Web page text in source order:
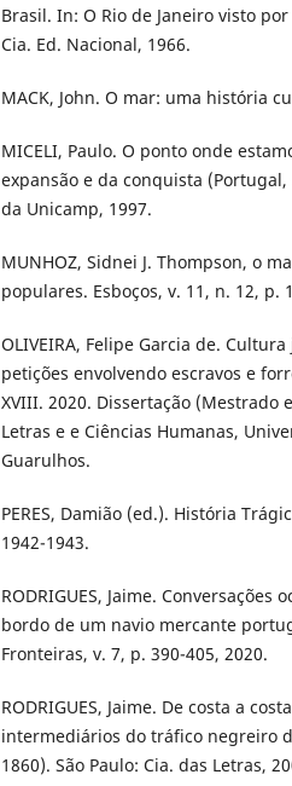
Brasil. In: O Rio de Janeiro visto
Cia. Ed. Nacional, 1966.
MACK, John. O mar: uma história
MICELI, Paulo. O ponto onde
expansão e da conquista (Portugal,
da Unicamp, 1997.
MUNHOZ, Sidnei J. Thompson, o
populares. Esboços, v. 11, n. 12, p.
OLIVEIRA, Felipe Garcia de.
petições envolvendo escravos e
XVIII. 2020. Dissertação (Mestrado
Letras e e Ciências Humanas,
Guarulhos.
PERES, Damião (ed.). História
1942-1943.
RODRIGUES, Jaime.
bordo de um navio mercante
Fronteiras, v. 7, p. 390-405, 2020.
RODRIGUES, Jaime. De costa a
intermediários do tráfico negreiro
1860). São Paulo: Cia. das Letras,